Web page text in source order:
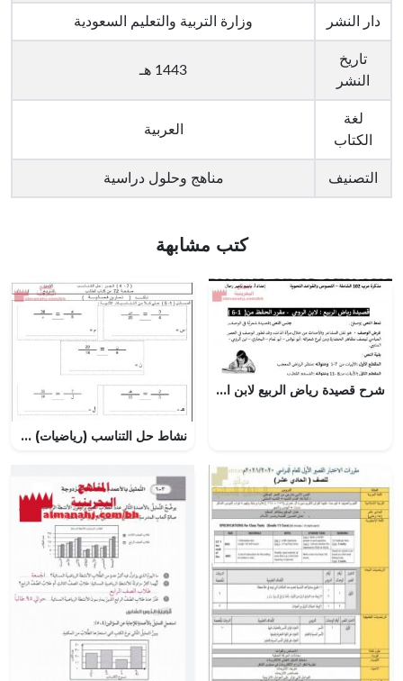
دار النشر وزارة التربية والتعليم السعودية
تاريخ
النشر
1443 هـ
لغة
الكتاب
العربية
التصنيف مناهج وحلول دراسية
كتب مشابهة
شرح قصيدة رياض الربيع لابن الرومي
نشاط حل التناسب (رياضيات) السادس